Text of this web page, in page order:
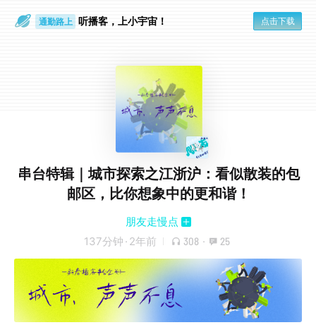
通勤路上
眼睛好累
听播客，上小宇宙！ 点击下载
串台特辑｜城市探索之江浙沪：看似散装的包
邮区，比你想象中的更和谐！
朋友走慢点
137分钟 · 2年前 308 · 25